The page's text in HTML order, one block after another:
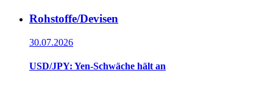
Rohstoffe/Devisen
30.07.2026
USD/JPY: Yen-Schwäche hält an